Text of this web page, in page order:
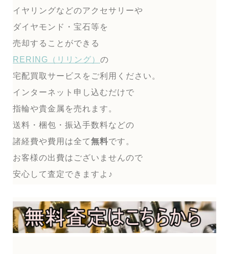
イヤリングなどのアクセサリーや
ダイヤモンド・宝石等を
売却することができる
RERING（リリング） の
宅配買取サービスをご利用ください。
インターネット申し込むだけで
指輪や貴金属を売れます。
送料・梱包・振込手数料などの
諸経費や費用は全て無料です。
お客様の出費はございませんので
安心して査定できますよ♪